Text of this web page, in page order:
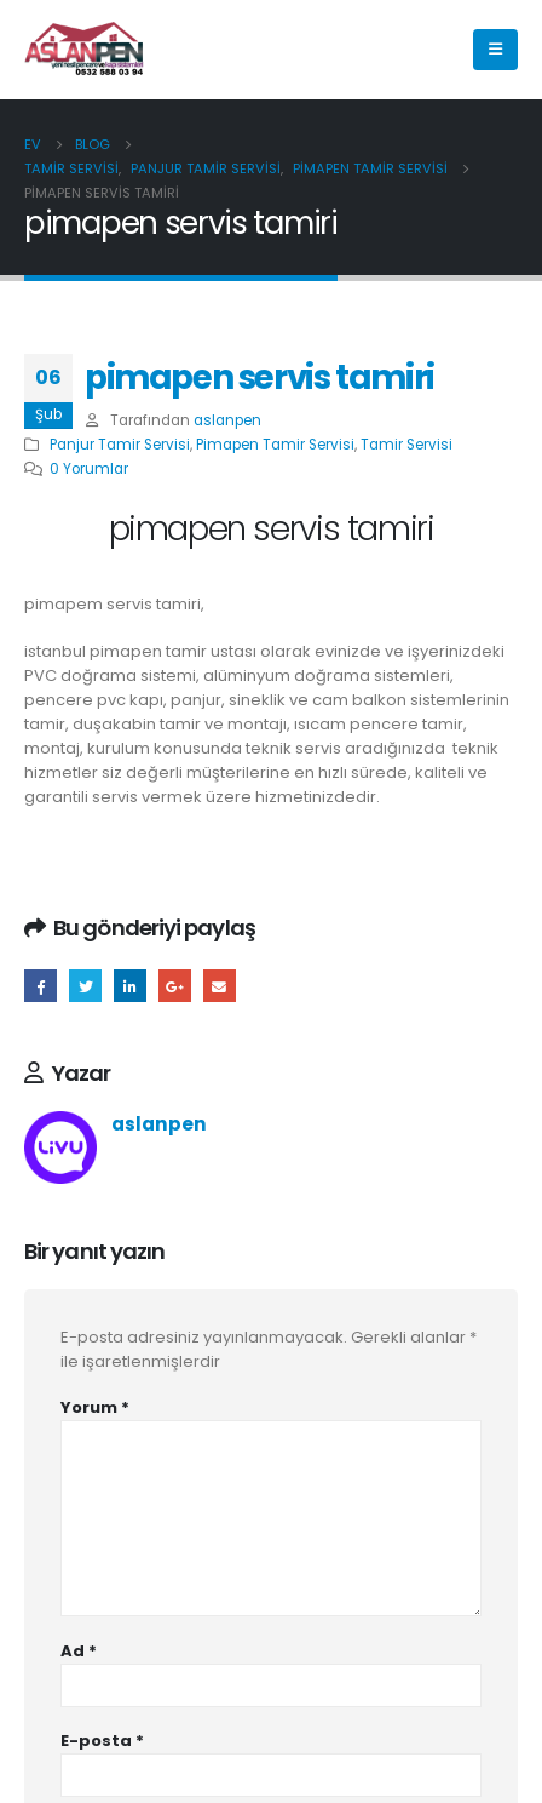
EV
BLOG
TAMIR SERVISI, PANJUR TAMIR SERVISI, PIMAPEN TAMIR SERVISI
PIMAPEN SERVIS TAMIRI
pimapen servis tamiri
06
Şub
pimapen servis tamiri
Tarafından aslanpen
Panjur Tamir Servisi,Pimapen Tamir Servisi,Tamir Servisi
0 Yorumlar
pimapen servis tamiri
pimapem servis tamiri,
istanbul pimapen tamir ustası olarak evinizde ve işyerinizdeki
PVC doğrama sistemi, alüminyum doğrama sistemleri,
pencere pvc kapı, panjur, sineklik ve cam balkon sistemlerinin
tamir, duşakabin tamir ve montajı, ısıcam pencere tamir,
montaj, kurulum konusunda teknik servis aradığınızda teknik
hizmetler siz değerli müşterilerine en hızlı sürede, kaliteli ve
garantili servis vermek üzere hizmetinizdedir.
Bu gönderiyi paylaş
Yazar
aslanpen
Bir yanıt yazın
E-posta adresiniz yayınlanmayacak. Gerekli alanlar *
ile işaretlenmişlerdir
Yorum *
Ad *
E-posta *